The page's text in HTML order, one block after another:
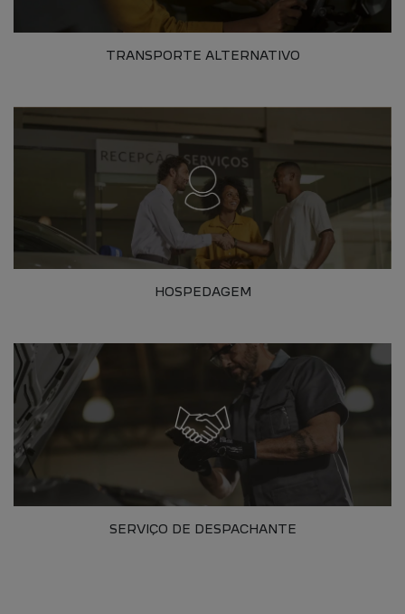
TRANSPORTE ALTERNATIVO
HOSPEDAGEM
SERVIÇO DE DESPACHANTE